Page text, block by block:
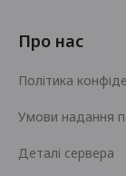
Про нас
Політика
Умови надання
Деталі сервера